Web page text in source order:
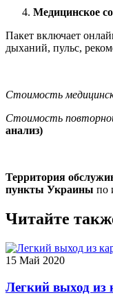
Медицинское
Пакет включает
дыханий, пульс,
Стоимость
Стоимость
анализ)
Территория
пункты Украины по
Читайте
15 Май 2020
Легкий выход из